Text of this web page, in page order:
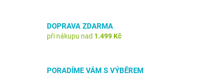
DOPRAVA ZDARMA
při nákupu nad 1.499 Kč
PORADÍME VÁM S VÝBĚREM